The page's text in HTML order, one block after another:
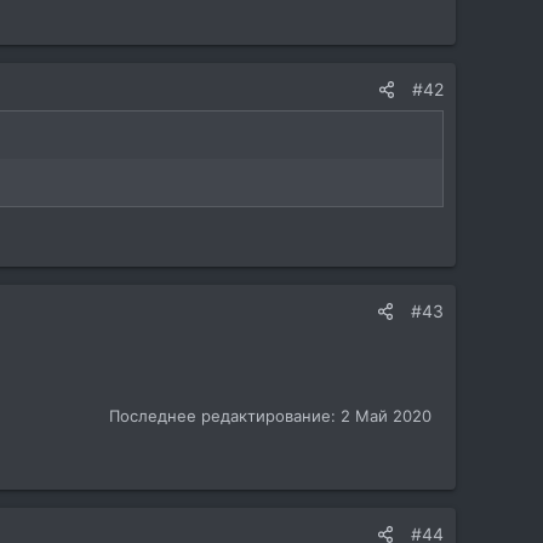
#42
#43
Последнее редактирование: 2 Май 2020
#44